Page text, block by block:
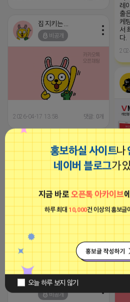
홍보하실 사이트나
네이버 블로그가
지금 바로오픈톡 아카이브
하루 최대10,000건 이상의 홍보글
오늘 하루 보지 않기
레
출
케
서
다.
비공개
2026-04-17 13:58 댓글: 0개
-장
마케팅스토어
광고
인스타그램 좋아요/팔로워/댓글 최
적화 작업
집 지키는 죠르디
비공개